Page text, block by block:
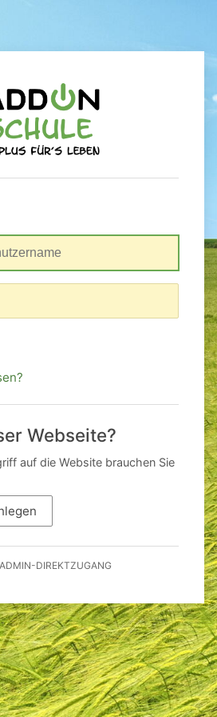
Webseite?
auf die Website brauchen Sie
ADMIN-DIREKTZUGANG